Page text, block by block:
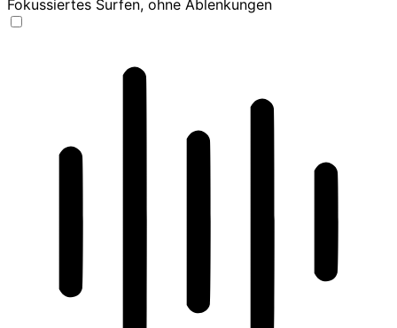
Fokussiertes Surfen, ohne Ablenkungen